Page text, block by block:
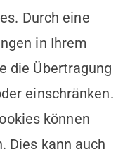
Durch eine
in Ihrem
die Übertragung
einschränken.
können
Dies kann auch